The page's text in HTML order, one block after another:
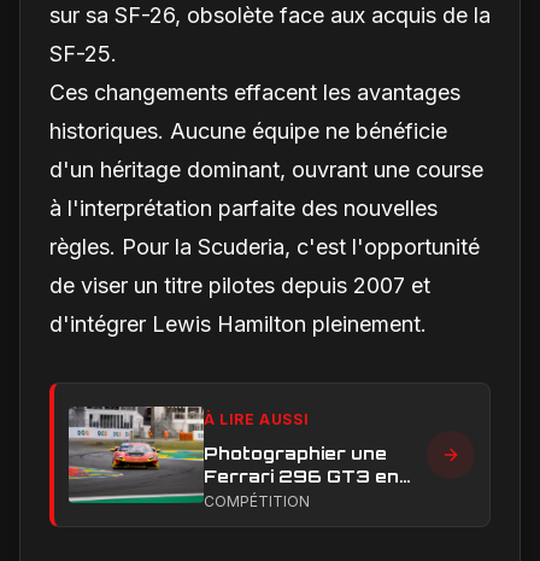
sur sa SF-26, obsolète face aux acquis de la
SF-25.
Ces changements effacent les avantages
historiques. Aucune équipe ne bénéficie
d'un héritage dominant, ouvrant une course
à l'interprétation parfaite des nouvelles
règles. Pour la Scuderia, c'est l'opportunité
de viser un titre pilotes depuis 2007 et
d'intégrer Lewis Hamilton pleinement.
À LIRE AUSSI
Photographier une
Ferrari 296 GT3 en
action : construire une
COMPÉTITION